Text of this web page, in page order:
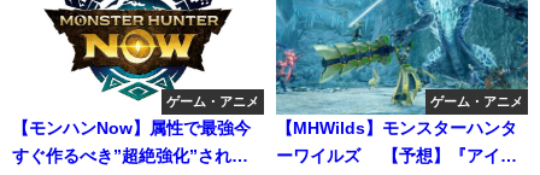
ゲーム・アニメ
【モンハンNow】属性で最強今
すぐ作るべき”超絶強化”された
ゲーム・アニメ
【MHWilds】モンスターハンタ
ーワイルズ 【予想】『アイス